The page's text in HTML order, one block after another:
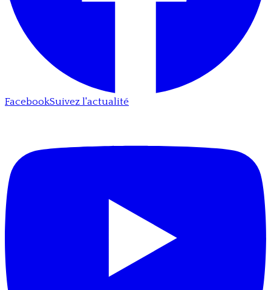
FacebookSuivez l'actualité